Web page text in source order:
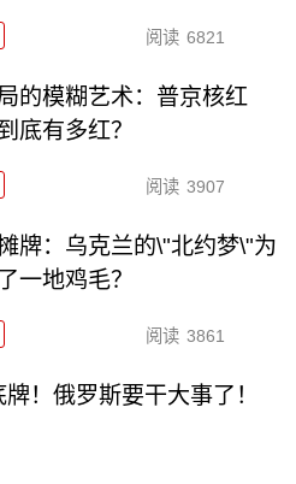
阅读 6821
的模糊艺术：普京核红
底有多红？
阅读 3907
牌：乌克兰的\"北约梦\"为
一地鸡毛？
阅读 3861
！俄罗斯要干大事了！